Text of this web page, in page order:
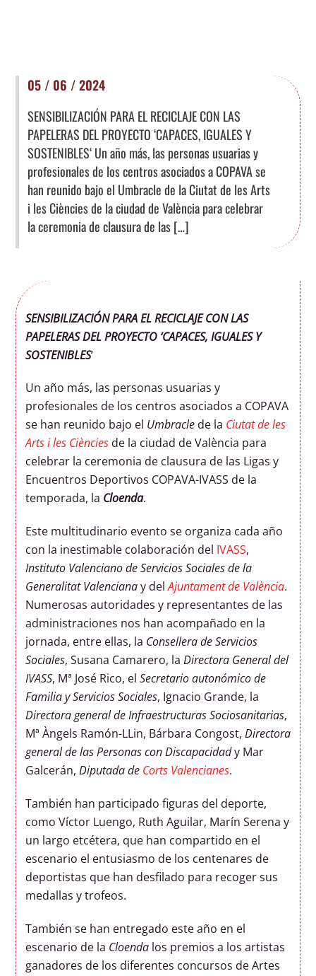
05 / 06 / 2024
SENSIBILIZACIÓN PARA EL RECICLAJE CON LAS
PAPELERAS DEL PROYECTO ‘CAPACES, IGUALES Y
SOSTENIBLES‘ Un año más, las personas usuarias y
profesionales de los centros asociados a COPAVA se
han reunido bajo el Umbracle de la Ciutat de les Arts
i les Ciències de la ciudad de València para celebrar
la ceremonia de clausura de las […]
SENSIBILIZACIÓN PARA EL RECICLAJE CON LAS
PAPELERAS DEL PROYECTO ‘CAPACES, IGUALES Y
SOSTENIBLES‘
Un año más, las personas usuarias y
profesionales de los centros asociados a COPAVA
se han reunido bajo el Umbracle de la Ciutat de les
Arts i les Ciènciesde la ciudad de València para
celebrar la ceremonia de clausura de las Ligas y
Encuentros Deportivos COPAVA-IVASS de la
temporada, la Cloenda.
Este multitudinario evento se organiza cada año
con la inestimable colaboración del IVASS,
Instituto Valenciano de Servicios Sociales de la
Generalitat Valencianay delAjuntament de València.
Numerosas autoridades y representantes de las
administraciones nos han acompañado en la
jornada, entre ellas, la Consellera de Servicios
Sociales, Susana Camarero, la Directora General del
IVASS, Mª José Rico, el Secretario autonómico de
Familia y Servicios Sociales, Ignacio Grande, la
Directora general de Infraestructuras Sociosanitarias,
Mª Àngels Ramón-LLin, Bárbara Congost, Directora
general de las Personas con Discapacidady Mar
Galcerán, Diputada de Corts Valencianes.
También han participado figuras del deporte,
como Víctor Luengo, Ruth Aguilar, Marín Serena y
un largo etcétera, que han compartido en el
escenario el entusiasmo de los centenares de
deportistas que han desfilado para recoger sus
medallas y trofeos.
También se han entregado este año en el
escenario de la Cloenda los premios a los artistas
ganadores de los diferentes concursos de Artes